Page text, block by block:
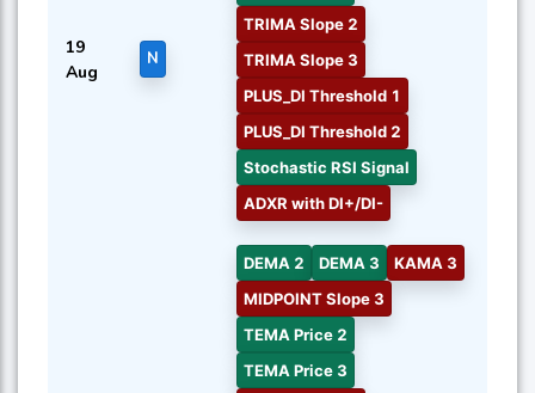
19
Aug
N
TRIMA Slope 2
TRIMA Slope 3
PLUS_DI Threshold 1
PLUS_DI Threshold 2
Stochastic RSI Signal
ADXR with DI+/DI-
DEMA 2 DEMA 3
KAMA 3
MIDPOINT Slope 3
TEMA Price 2
TEMA Price 3